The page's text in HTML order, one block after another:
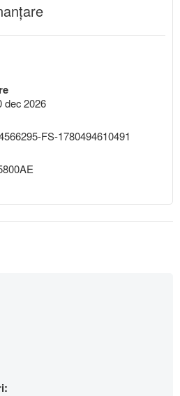
dec 2026
FS-1780494610491